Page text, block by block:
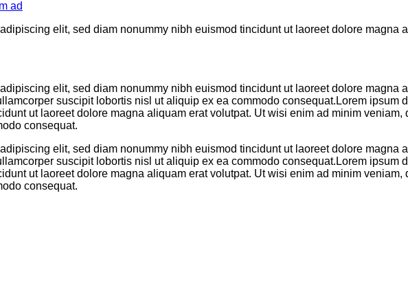
elit, sed diam nonummy nibh euismod tincidunt ut laoreet dolore magna
elit, sed diam nonummy nibh euismod tincidunt ut laoreet dolore magna
suscipit lobortis nisl ut aliquip ex ea commodo consequat.Lorem ipsum
ut laoreet dolore magna aliquam erat volutpat. Ut wisi enim ad minim
consequat.
elit, sed diam nonummy nibh euismod tincidunt ut laoreet dolore magna
suscipit lobortis nisl ut aliquip ex ea commodo consequat.Lorem ipsum
ut laoreet dolore magna aliquam erat volutpat. Ut wisi enim ad minim
consequat.